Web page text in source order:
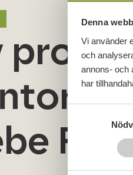
Denna
Vi använder
och
annons- och
har
m